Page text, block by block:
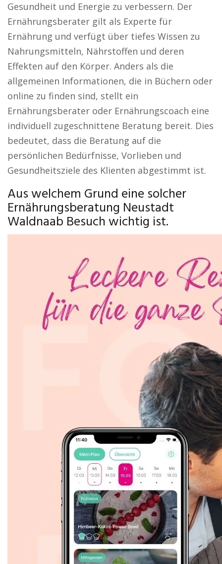
Gesundheit und Energie zu verbessern. Der
Ernährungsberater gilt als Experte für
Ernährung und verfügt über tiefes Wissen zu
Nahrungsmitteln, Nährstoffen und deren
Effekten auf den Körper. Anders als die
allgemeinen Informationen, die in Büchern oder
online zu finden sind, stellt ein
Ernährungsberater oder Ernährungscoach eine
individuell zugeschnittene Beratung bereit. Dies
bedeutet, dass die Beratung auf die
persönlichen Bedürfnisse, Vorlieben und
Gesundheitsziele des Klienten abgestimmt ist.
Aus welchem Grund eine solcher
Ernährungsberatung Neustadt
Waldnaab Besuch wichtig ist.